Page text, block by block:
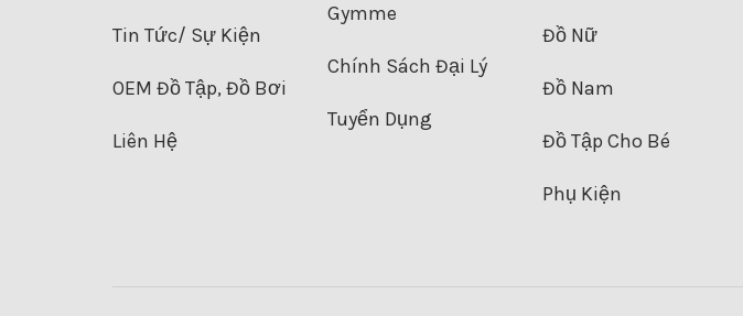
Tin Tức/ Sự Kiện
OEM Đồ Tập, Đồ Bơi
Liên Hệ
Gymme
Chính Sách Đại Lý
Tuyển Dụng
Đồ Nữ
Đồ Nam
Đồ Tập Cho Bé
Phụ Kiện